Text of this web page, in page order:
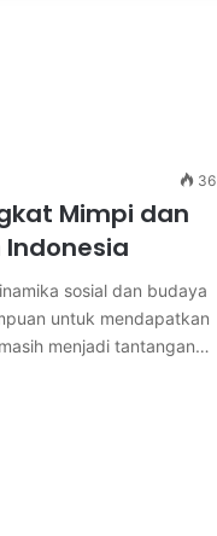
36
Mimpi dan
sosial dan budaya
untuk mendapatkan
menjadi tantangan…